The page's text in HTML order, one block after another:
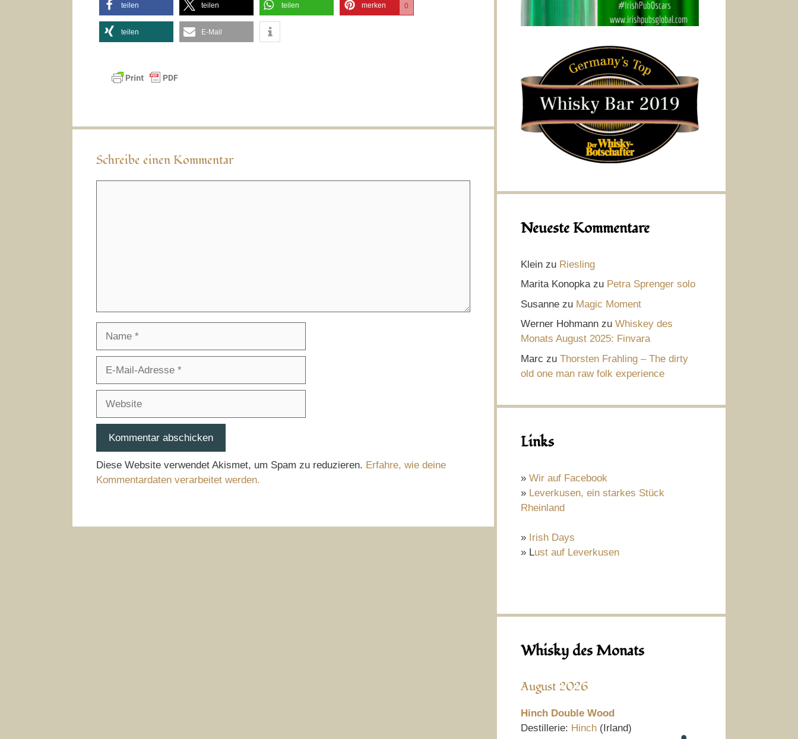
teilen teilen teilen merken 0
teilen E-Mail
Schreibe einen Kommentar
Adresse
Diese Website verwendet Akismet, um Spam zu reduzieren. Erfahre, wie deine
Kommentardaten verarbeitet werden.
Neueste Kommentare
Klein zu Riesling
Marita Konopkazu Petra Sprenger solo
Susanne zu Magic Moment
Werner Hohmann zu Whiskey des
Monats August 2025: Finvara
Marc zu Thorsten Frahling – The dirty
old one man raw folk experience
Links
» Wir auf Facebook
» Leverkusen, ein starkes Stück
Rheinland
» Irish Days
» Lust auf Leverkusen
Whisky des Monats
August 2026
Hinch Double Wood
Destillerie: Hinch (Irland)